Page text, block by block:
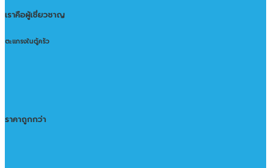
เราคือผู้เชี่ยวชาญ
ตะแกรงในตู้ครัว
ราคาถูกกว่า